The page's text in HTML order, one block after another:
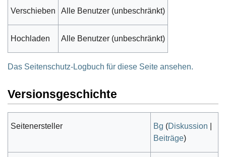
Verschieben Alle Benutzer (unbeschränkt)
Hochladen Alle Benutzer (unbeschränkt)
Das Seitenschutz-Logbuch für diese Seite ansehen.
Versionsgeschichte
Seitenersteller Bg (Diskussion
Beiträge)